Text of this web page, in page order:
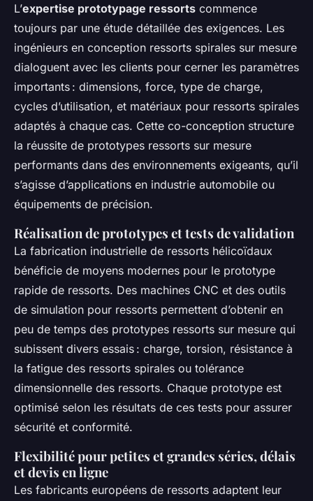
L’expertise prototypage ressorts commence
toujours par une étude détaillée des exigences. Les
ingénieurs en conception ressorts spirales sur mesure
dialoguent avec les clients pour cerner les paramètres
importants : dimensions, force, type de charge,
cycles d’utilisation, et matériaux pour ressorts spirales
adaptés à chaque cas. Cette co-conception structure
la réussite de prototypes ressorts sur mesure
performants dans des environnements exigeants, qu’il
s’agisse d’applications en industrie automobile ou
équipements de précision.
Réalisation de prototypes et tests de validation
La fabrication industrielle de ressorts hélicoïdaux
bénéficie de moyens modernes pour le prototype
rapide de ressorts. Des machines CNC et des outils
de simulation pour ressorts permettent d’obtenir en
peu de temps des prototypes ressorts sur mesure qui
subissent divers essais : charge, torsion, résistance à
la fatigue des ressorts spirales ou tolérance
dimensionnelle des ressorts. Chaque prototype est
optimisé selon les résultats de ces tests pour assurer
sécurité et conformité.
Flexibilité pour petites et grandes séries, délais
et devis en ligne
Les fabricants européens de ressorts adaptent leur